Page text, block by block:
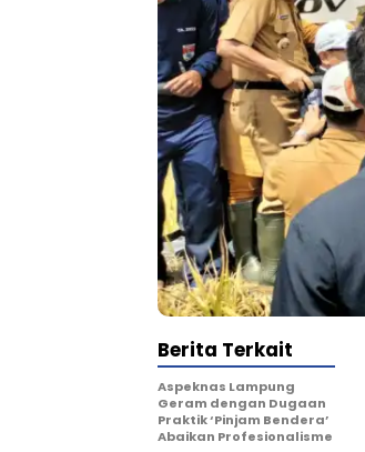
Berita Terkait
Aspeknas Lampung
Geram dengan Dugaan
Praktik ‘Pinjam Bendera’
Abaikan Profesionalisme